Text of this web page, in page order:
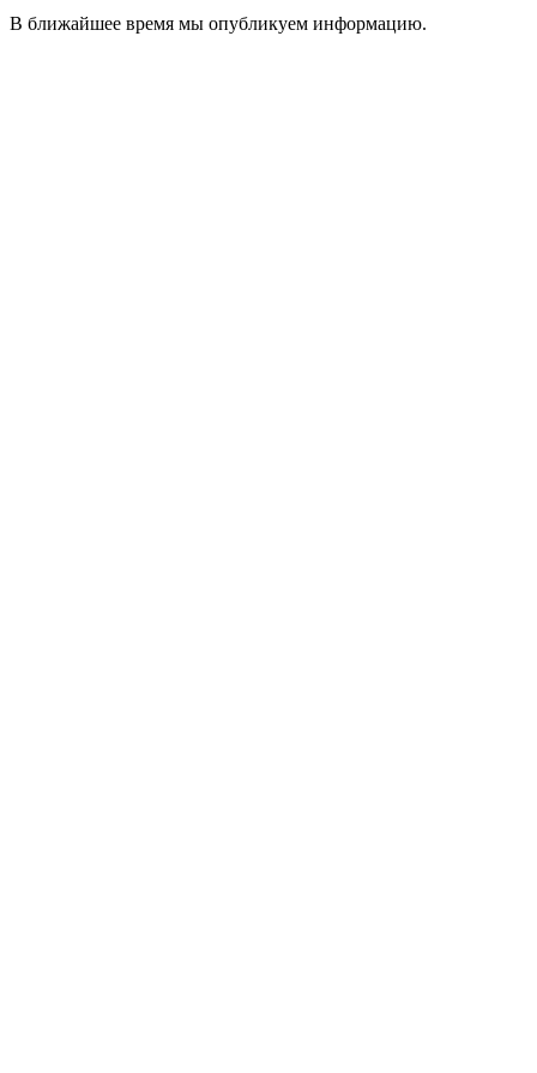
В ближайшее время мы опубликуем информацию.